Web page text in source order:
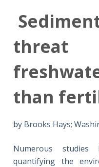
threat
than
by Brooks Hays;
Numerous
quantifying the